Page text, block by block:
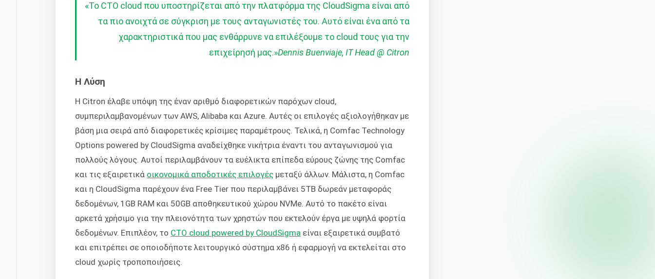
«Το CTO cloud που υποστηρίζεται από την πλατφόρμα της CloudSigma είναι από
τα πιο ανοιχτά σε σύγκριση με τους ανταγωνιστές του. Αυτό είναι ένα από τα
χαρακτηριστικά που μας ενθάρρυνε να επιλέξουμε το cloud τους για την
επιχείρησή μας.»Dennis Buenviaje, IT Head @ Citron
Η Λύση
Η Citron έλαβε υπόψη της έναν αριθμό διαφορετικών παρόχων cloud,
συμπεριλαμβανομένων των AWS, Alibaba και Azure. Αυτές οι επιλογές αξιολογήθηκαν με
βάση μια σειρά από διαφορετικές κρίσιμες παραμέτρους. Τελικά, η Comfac Technology
Options powered by CloudSigma αναδείχθηκε νικήτρια έναντι του ανταγωνισμού για
πολλούς λόγους. Αυτοί περιλαμβάνουν τα ευέλικτα επίπεδα εύρους ζώνης της Comfac
και τις εξαιρετικά οικονομικά αποδοτικές επιλογές μεταξύ άλλων. Μάλιστα, η Comfac
και η CloudSigma παρέχουν ένα Free Tier που περιλαμβάνει 5TB δωρεάν μεταφοράς
δεδομένων, 1GB RAM και 50GB αποθηκευτικού χώρου NVMe. Αυτό το πακέτο είναι
αρκετά χρήσιμο για την πλειονότητα των χρηστών που εκτελούν έργα με υψηλά φορτία
δεδομένων. Επιπλέον, το CTO cloud powered by CloudSigma είναι εξαιρετικά συμβατό
και επιτρέπει σε οποιοδήποτε λειτουργικό σύστημα x86 ή εφαρμογή να εκτελείται στο
cloud χωρίς τροποποιήσεις.